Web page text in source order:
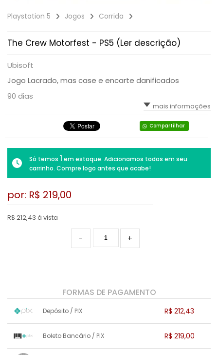
TIRO: 1ª PESSOA: FPS
TIRO; 1ª PESSOA
TIRO: 3ª PESSOA
Playstation 5 Jogos Corrida
The Crew Motorfest - PS5 (Ler descrição)
Ubisoft
Jogo Lacrado, mas case e encarte danificados
90 dias
mais informações
Compartilhar
Só temos 1 em estoque. Adicionamos todos em seu
carrinho. Compre logo antes que acabe!
por: R$ 219,00
R$ 212,43 à vista
+
-
FORMAS DE PAGAMENTO
Depósito / PIX R$ 212,43
.
Boleto Bancário / PIX R$ 219,00